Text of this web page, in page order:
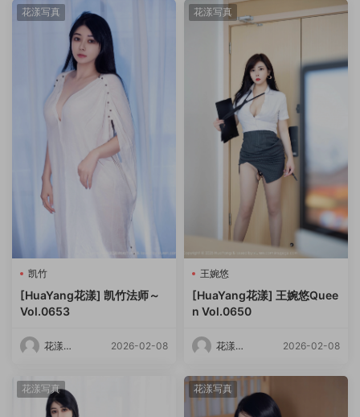
花漾写真
凯竹
[HuaYang花漾] 凯竹法师～
Vol.0653
花漾
2026-02-08
花漾写真
王婉悠
[HuaYang花漾] 王婉悠Quee
n Vol.0650
花漾
2026-02-08
花漾写真 花漾写真